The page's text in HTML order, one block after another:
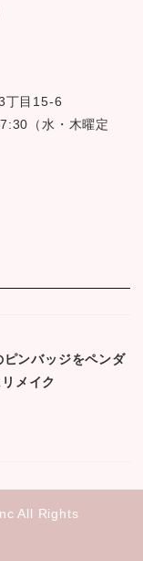
丁目15-6
（水・木曜定
ンバッジをペンダ
メイク
All Rights